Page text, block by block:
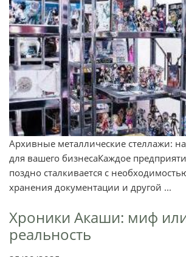
Архивные металлические стеллажи:
для вашего бизнесаКаждое
поздно сталкивается с
хранения документации и другой ...
Хроники Акаши: миф
реальность